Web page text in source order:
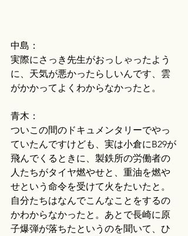
中島：
実際にさっき先生がおっしゃったよう
に、天気が悪かったらしいんです、雲
がかかってよくわからなかったと。
青木：
ついこの間のドキュメンタリーでやっ
ていたんですけども、実は小倉にB29が
飛んでくるときに、製鉄所の労働者の
人たちがタイヤ燃やせと、重油を燃や
せという命令を受けて火をたいたと。
自分たちはなんでこんなことをするの
かわからなかったと。あとで長崎に原
子爆弾が落ちたというのを聞いて、ひ